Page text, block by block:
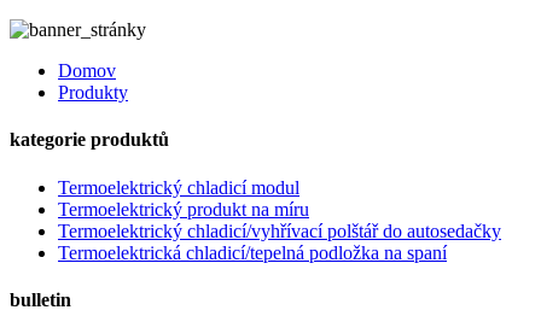
Domov
Produkty
kategorie produktů
Termoelektrický chladicí modul
Termoelektrický produkt na míru
Termoelektrický chladicí/vyhřívací polštář do autosedačky
Termoelektrická chladicí/tepelná podložka na spaní
bulletin